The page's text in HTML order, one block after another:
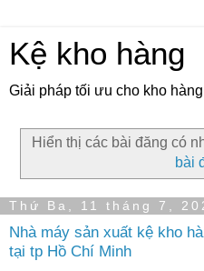
Kệ kho hàng
Giải pháp tối ưu cho kho hàng
Hiển thị các bài đăng có
bài
Thứ Ba, 11 tháng 7,
Nhà máy sản xuất kệ kho
tại tp Hồ Chí Minh